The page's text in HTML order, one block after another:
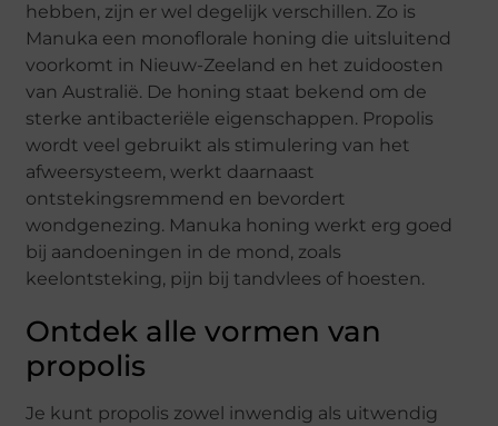
hebben, zijn er wel degelijk verschillen. Zo is
Manuka een monoflorale honing die uitsluitend
voorkomt in Nieuw-Zeeland en het zuidoosten
van Australië. De honing staat bekend om de
sterke antibacteriële eigenschappen. Propolis
wordt veel gebruikt als stimulering van het
afweersysteem, werkt daarnaast
ontstekingsremmend en bevordert
wondgenezing. Manuka honing werkt erg goed
bij aandoeningen in de mond, zoals
keelontsteking, pijn bij tandvlees of hoesten.
Ontdek alle vormen van
propolis
Je kunt propolis zowel inwendig als uitwendig